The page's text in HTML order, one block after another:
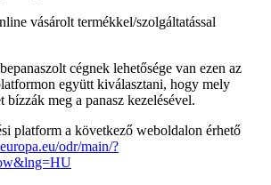
vásárolt termékkel/szolgáltatással
cégnek lehetősége van ezen az
együtt kiválasztani, hogy mely
bízzák meg a panasz kezelésével.
platform a következő weboldalon érhető
odr/main/?